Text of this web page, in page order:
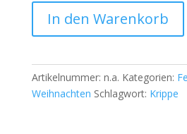
In den Warenkorb
Artikelnummer: n.a. Kategorien:
Weihnachten Schlagwort: Krippe